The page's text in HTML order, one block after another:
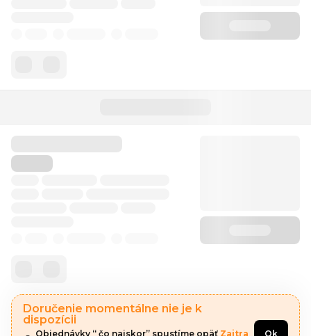
Doručenie momentálne nie je k
dispozícii
Objednávky “ čo najskor” spustíme opäť Zajtra Ok